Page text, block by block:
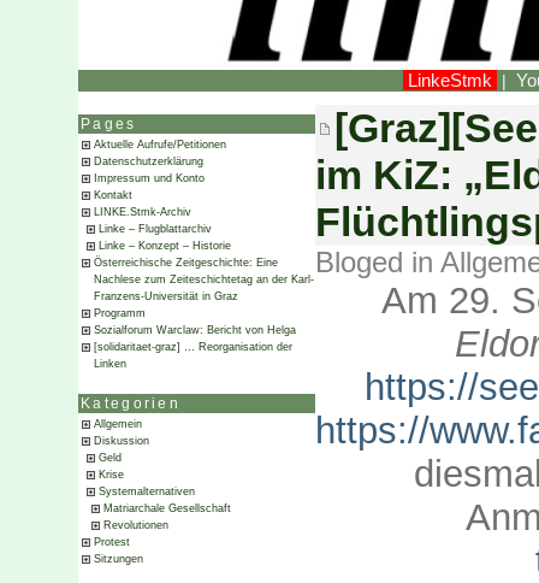
LinkeStmk |
Pages
Aktuelle Aufrufe/Petitionen
Datenschutzerklärung
Impressum und Konto
Kontakt
LINKE.Stmk-Archiv
Linke – Flugblattarchiv
Linke – Konzept – Historie
Österreichische Zeitgeschichte: Eine
Nachlese zum Zeiteschichtetag an der Karl-
Franzens-Universität in Graz
Programm
Sozialforum Warclaw: Bericht von Helga
[solidaritaet-graz] … Reorganisation der
Linken
Kategorien
Allgemein
Diskussion
Geld
Krise
Systemalternativen
Matriarchale Gesellschaft
Revolutionen
Protest
Sitzungen
im KiZ:
Bloged in
Am 29.
https://
https://